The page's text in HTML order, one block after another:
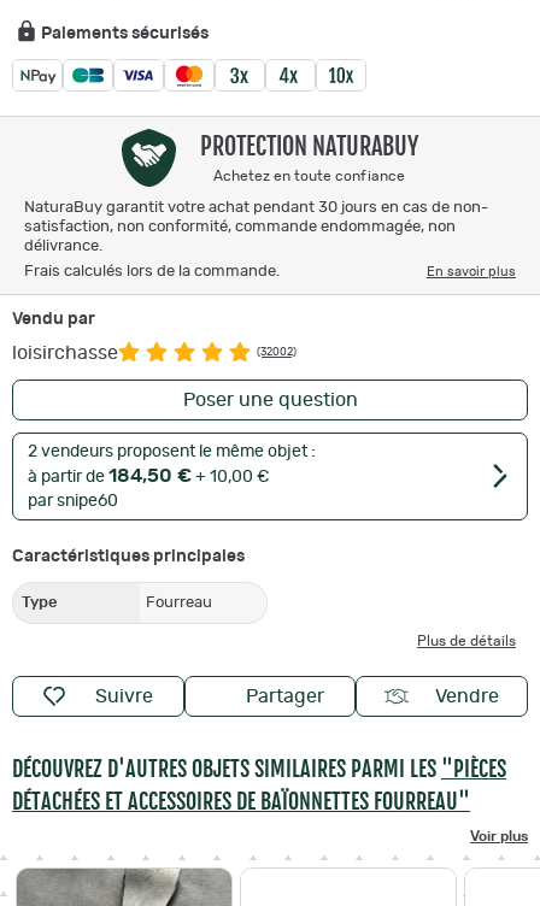
Paiements sécurisés
PROTECTION NATURABUY
Achetez en toute confiance
NaturaBuy garantit votre achat pendant 30 jours en cas de non-
satisfaction, non conformité, commande endommagée, non
délivrance.
Frais calculés lors de la commande.
En savoir plus
Vendu par
loisirchasse (32002)
Poser une question
2 vendeurs proposent le même objet :
à partir de 184,50 € + 10,00 €
par snipe60
Caractéristiques principales
Type Fourreau
Plus de détails
Suivre Partager Vendre
DÉCOUVREZ D'AUTRES OBJETS SIMILAIRES PARMI LES "PIÈCES
DÉTACHÉES ET ACCESSOIRES DE BAÏONNETTES FOURREAU"
Voir plus